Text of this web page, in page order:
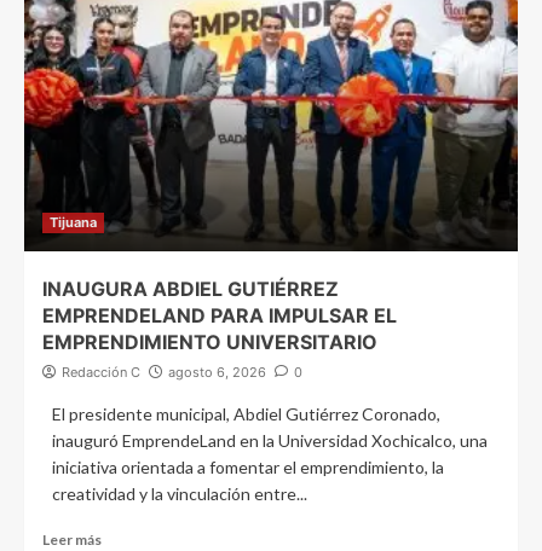
Tijuana
INAUGURA ABDIEL GUTIÉRREZ
EMPRENDELAND PARA IMPULSAR EL
EMPRENDIMIENTO UNIVERSITARIO
Redacción C agosto 6, 2026 0
El presidente municipal, Abdiel Gutiérrez Coronado,
inauguró EmprendeLand en la Universidad Xochicalco, una
iniciativa orientada a fomentar el emprendimiento, la
creatividad y la vinculación entre...
Leer más